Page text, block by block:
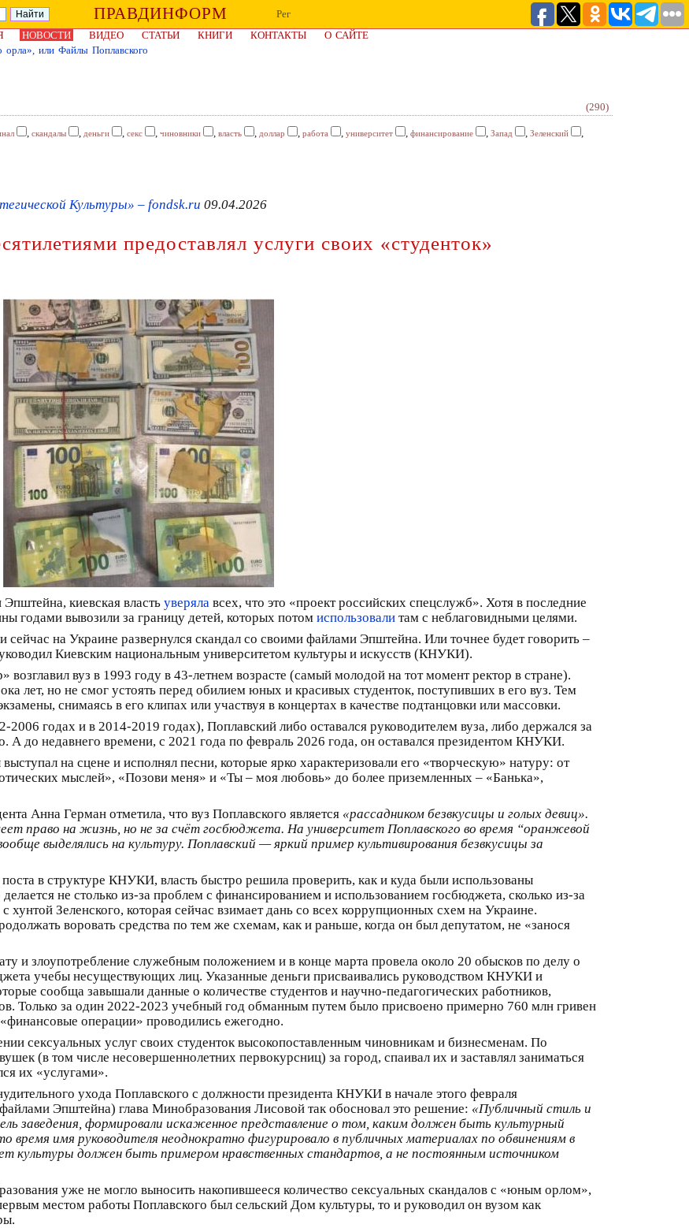
ПРАВДИНФОРМ
Рег
НОВОСТИ ВИДЕО СТАТЬИ КНИГИ КОНТАКТЫ
О САЙТЕ
орла», или Файлы Поплавского
(290)
, скандалы , деньги , секс , чиновники , власть , доллар , работа , университет , финансирование , Запад , Зеленский ,
Культуры» – fondsk.ru 09.04.2026
предоставлял услуги своих «студенток»
киевская власть уверяла всех, что это «проект российских спецслужб». Хотя в последние
годами вывозили за границу детей, которых потом использовали там с неблаговидными целями.
на Украине развернулся скандал со своими файлами Эпштейна. Или точнее будет говорить –
Киевским национальным университетом культуры и искусств (КНУКИ).
вуз в 1993 году в 43-летнем возрасте (самый молодой на тот момент ректор в стране).
лет, но не смог устоять перед обилием юных и красивых студенток, поступивших в его вуз. Тем
снимаясь в его клипах или участвуя в концертах в качестве подтанцовки или массовки.
годах и в 2014-2019 годах), Поплавский либо оставался руководителем вуза, либо держался за
А до недавнего времени, с 2021 года по февраль 2026 года, он оставался президентом КНУКИ.
на сцене и исполнял песни, которые ярко характеризовали его «творческую» натуру: от
мыслей», «Позови меня» и «Ты – моя любовь» до более приземленных – «Банька»,
Анна Герман отметила, что вуз Поплавского является «рассадником безвкусицы и голых девиц».
право на жизнь, но не за счёт госбюджета. На университет Поплавского во время “оранжевой
выделялись на культуру. Поплавский — яркий пример культивирования безвкусицы за
в структуре КНУКИ, власть быстро решила проверить, как и куда были использованы
не столько из-за проблем с финансированием и использованием госбюджета, сколько из-за
хунтой Зеленского, которая сейчас взимает дань со всех коррупционных схем на Украине.
воровать средства по тем же схемам, как и раньше, когда он был депутатом, не «занося
и злоупотребление служебным положением и в конце марта провела около 20 обысков по делу о
учебы несуществующих лиц. Указанные деньги присваивались руководством КНУКИ и
сообща завышали данные о количестве студентов и научно-педагогических работников,
Только за один 2022-2023 учебный год обманным путем было присвоено примерно 760 млн гривен
операции» проводились ежегодно.
сексуальных услуг своих студенток высокопоставленным чиновникам и бизнесменам. По
(в том числе несовершеннолетних первокурсниц) за город, спаивал их и заставлял заниматься
их «услугами».
ухода Поплавского с должности президента КНУКИ в начале этого февраля
Эпштейна) глава Минобразования Лисовой так обосновал это решение: «Публичный стиль и
заведения, формировали искаженное представление о том, каким должен быть культурный
время имя руководителя неоднократно фигурировало в публичных материалах по обвинениям в
культуры должен быть примером нравственных стандартов, а не постоянным источником
уже не могло выносить накопившееся количество сексуальных скандалов с «юным орлом»,
местом работы Поплавского был сельский Дом культуры, то и руководил он вузом как